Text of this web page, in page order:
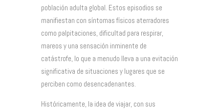
población adulta global. Estos episodios se
manifiestan con síntomas físicos aterradores
como palpitaciones, dificultad para respirar,
mareos y una sensación inminente de
catástrofe, lo que a menudo lleva a una evitación
significativa de situaciones y lugares que se
perciben como desencadenantes.
Históricamente, la idea de viajar, con sus